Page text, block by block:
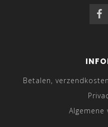
Betalen,
Algemene